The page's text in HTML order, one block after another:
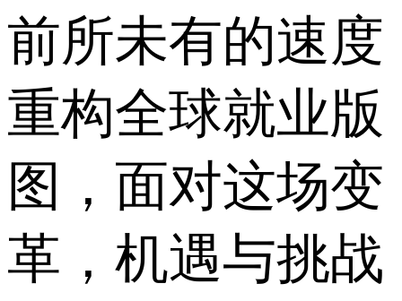
前所未有的速度
重构全球就业版
图，面对这场变
革，机遇与挑战